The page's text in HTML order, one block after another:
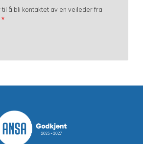
til å bli kontaktet av en veileder fra